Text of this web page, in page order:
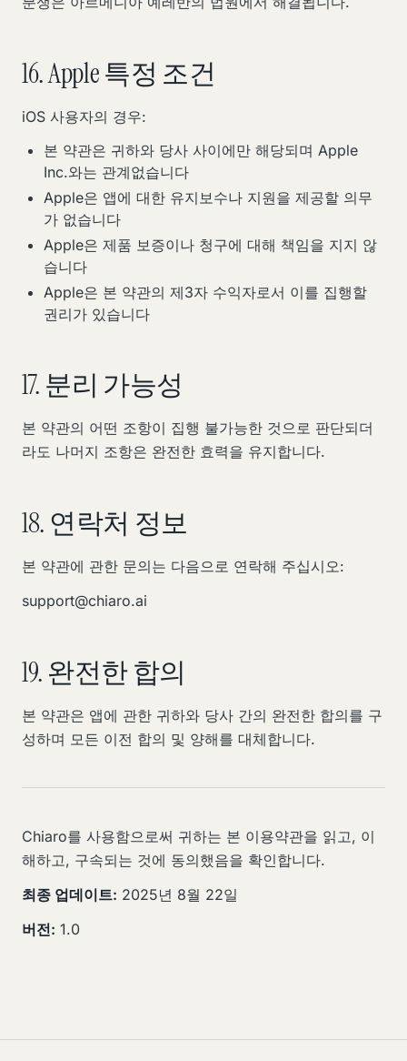
16. Apple 특정 조건
iOS 사용자의 경우:
본 약관은 귀하와 당사 사이에만 해당되며 Apple
Inc.와는 관계없습니다
Apple은 앱에 대한 유지보수나 지원을 제공할 의무
가 없습니다
Apple은 제품 보증이나 청구에 대해 책임을 지지 않
습니다
Apple은 본 약관의 제3자 수익자로서 이를 집행할
권리가 있습니다
17. 분리 가능성
본 약관의 어떤 조항이 집행 불가능한 것으로 판단되더
라도 나머지 조항은 완전한 효력을 유지합니다.
18. 연락처 정보
본 약관에 관한 문의는 다음으로 연락해 주십시오:
support@chiaro.ai
19. 완전한 합의
본 약관은 앱에 관한 귀하와 당사 간의 완전한 합의를 구
성하며 모든 이전 합의 및 양해를 대체합니다.
Chiaro를 사용함으로써 귀하는 본 이용약관을 읽고, 이
해하고, 구속되는 것에 동의했음을 확인합니다.
최종 업데이트: 2025년 8월 22일
버전: 1.0